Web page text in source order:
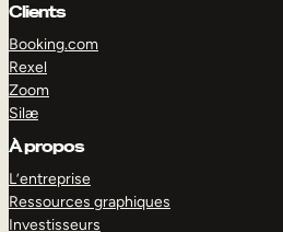
Clients
Booking.com
Rexel
Zoom
Silæ
À propos
L’entreprise
Ressources graphiques
Investisseurs